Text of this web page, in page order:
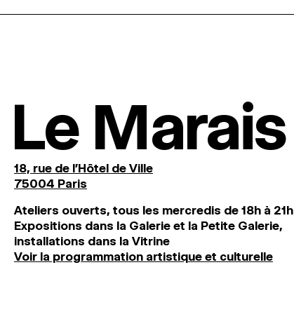
Le Marais
18, rue de l'Hôtel de Ville
75004 Paris
Ateliers ouverts, tous les mercredis de 18h à 21h
Expositions dans la Galerie et la Petite Galerie,
installations dans la Vitrine
Voir la programmation artistique et culturelle